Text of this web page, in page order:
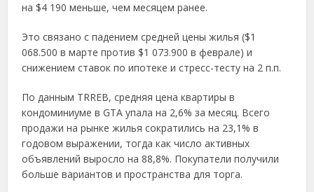
на $4 190 меньше, чем месяцем ранее.
Это связано с падением средней цены жилья ($1
068.500 в марте против $1 073.900 в феврале) и
снижением ставок по ипотеке и стресс-тесту на 2 п.п.
По данным TRREB, средняя цена квартиры в
кондоминиуме в GTA упала на 2,6% за месяц. Всего
продажи на рынке жилья сократились на 23,1% в
годовом выражении, тогда как число активных
объявлений выросло на 88,8%. Покупатели получили
больше вариантов и пространства для торга.